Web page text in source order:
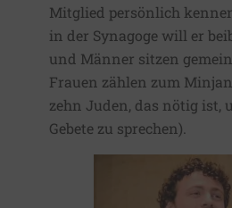
Mitglied persönlich
in der Synagoge will er
und Männer sitzen
Frauen zählen zum
zehn Juden, das nötig ist,
Gebete zu sprechen).